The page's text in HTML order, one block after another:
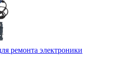
ремонта электроники